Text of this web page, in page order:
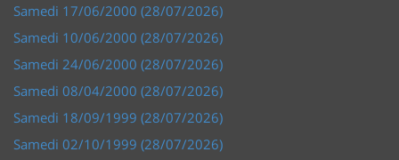
Samedi 17/06/2000 (28/07/2026)
Samedi 10/06/2000 (28/07/2026)
Samedi 24/06/2000 (28/07/2026)
Samedi 08/04/2000 (28/07/2026)
Samedi 18/09/1999 (28/07/2026)
Samedi 02/10/1999 (28/07/2026)